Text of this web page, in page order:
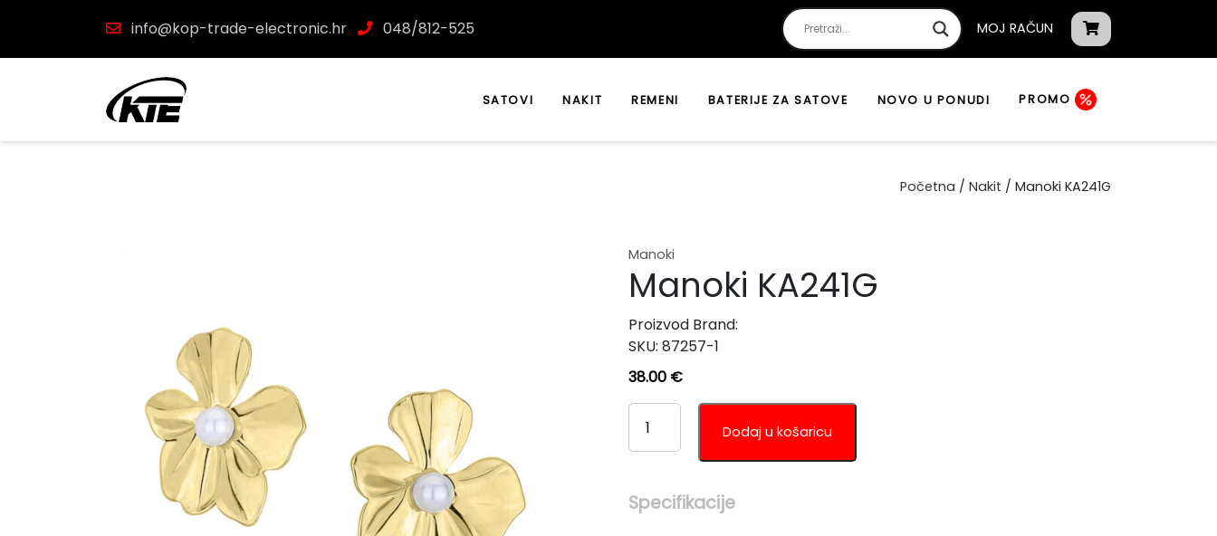
info@kop-trade-electronic.hr 048/812-525 MOJ RAČUN
SATOVI NAKIT REMENI BATERIJE ZA SATOVE NOVO U PONUDI PROMO
Početna / Nakit / Manoki KA241G
Manoki
Manoki KA241G
SKU:87257-1
Proizvod Brand:
38.00 €
MANOKI
KA241G
KOLIČINA
Dodaj u košaricu
Specifikacije